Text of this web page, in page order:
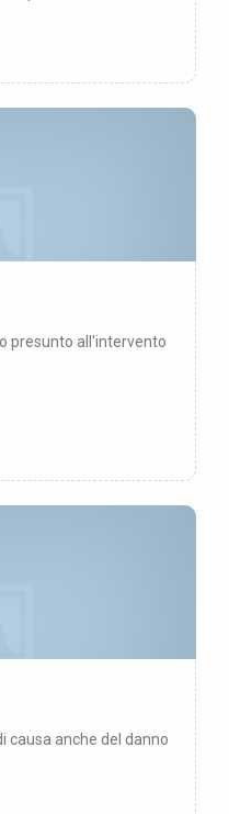
presunto all'intervento
causa anche del danno